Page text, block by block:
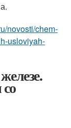
novosti/chem-
usloviyah-